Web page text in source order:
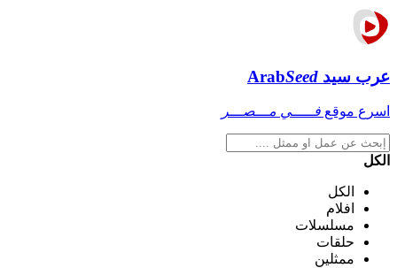
عرب سيد ArabSeed
اسرع موقع فـــــي مـــصـــر
الكل
الكل
افلام
مسلسلات
حلقات
ممثلين